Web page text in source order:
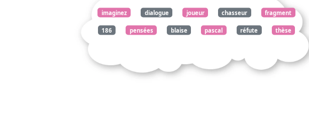
imaginez dialogue joueur chasseur fragment
186 pensées blaise pascal réfute thèse
marqué